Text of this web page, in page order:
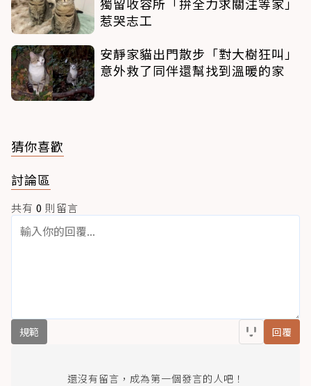
惹哭志工
安靜家貓出門散步「對大樹狂叫」
意外救了同伴還幫找到溫暖的家
猜你喜歡
討論區
共有 0 則留言
規範 回覆
還沒有留言，成為第一個發言的人吧！